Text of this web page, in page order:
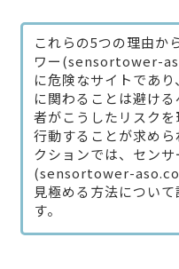
これらの5つの理由か
ワー(sensortower-
に危険なサイトであ
に関わることは避け
者がこうしたリスク
行動することが求め
クションでは、センサ
(sensortower-
見極める方法につい
す。